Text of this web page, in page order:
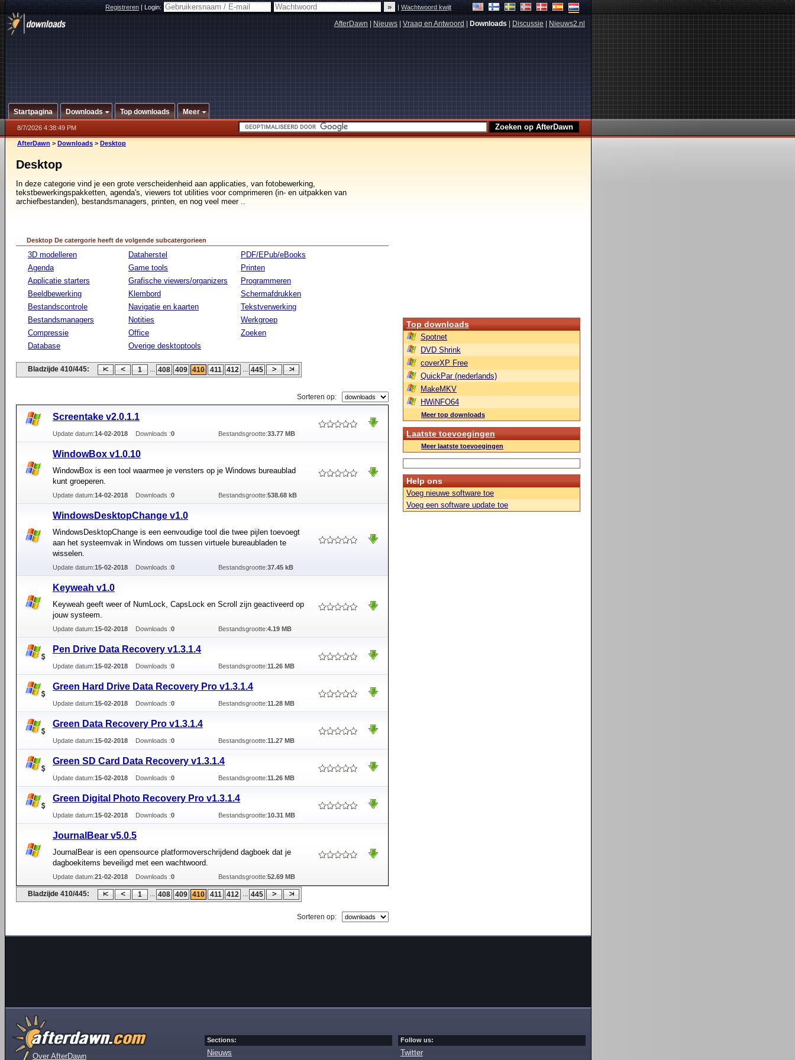
Registreren|Login: |Wachtwoord kwijt
AfterDawn Nieuws Vraag en Antwoord Downloads Discussie Nieuws2.nl
Startpagina Downloads Top downloads Meer
8/7/2026 4:38:49 PM
AfterDawn > Downloads > Desktop
Desktop
In deze categorie vind je een grote verscheidenheid aan applicaties, van fotobewerking,
tekstbewerkingspakketten, agenda's, viewers tot utilities voor comprimeren (in- en uitpakken van
archiefbestanden), bestandsmanagers, printen, en nog veel meer ..
Desktop De catergorie heeft de volgende subcatergorieen
3D modelleren
Agenda
Applicatie starters
Beeldbewerking
Bestandscontrole
Bestandsmanagers
Compressie
Database
Dataherstel
Game tools
Grafische viewers/organizers
Klembord
Navigatie en kaarten
Notities
Office
Overige desktoptools
PDF/EPub/eBooks
Printen
Programmeren
Schermafdrukken
Tekstverwerking
Werkgroep
Zoeken
Bladzijde 410/445: 1 ... 408 409 410 411 412 ... 445
Sorteren op:
Screentake v2.0.1.1
Update datum:14-02-2018 Downloads :0 Bestandsgrootte:33.77 MB
WindowBox v1.0.10
WindowBox is een tool waarmee je vensters op je Windows bureaublad
kunt groeperen.
Update datum:14-02-2018 Downloads :0 Bestandsgrootte:538.68 kB
WindowsDesktopChange v1.0
WindowsDesktopChange is een eenvoudige tool die twee pijlen toevoegt
aan het systeemvak in Windows om tussen virtuele bureaubladen te
wisselen.
Update datum:15-02-2018 Downloads :0 Bestandsgrootte:37.45 kB
Keyweah v1.0
Keyweah geeft weer of NumLock, CapsLock en Scroll zijn geactiveerd op
jouw systeem.
Update datum:15-02-2018 Downloads :0 Bestandsgrootte:4.19 MB
Pen Drive Data Recovery v1.3.1.4
Update datum:15-02-2018 Downloads :0 Bestandsgrootte:11.26 MB
Green Hard Drive Data Recovery Pro v1.3.1.4
Update datum:15-02-2018 Downloads :0 Bestandsgrootte:11.28 MB
Green Data Recovery Pro v1.3.1.4
Update datum:15-02-2018 Downloads :0 Bestandsgrootte:11.27 MB
Green SD Card Data Recovery v1.3.1.4
Update datum:15-02-2018 Downloads :0 Bestandsgrootte:11.26 MB
Green Digital Photo Recovery Pro v1.3.1.4
Update datum:15-02-2018 Downloads :0 Bestandsgrootte:10.31 MB
JournalBear v5.0.5
JournalBear is een opensource platformoverschrijdend dagboek dat je
dagboekitems beveiligd met een wachtwoord.
Update datum:21-02-2018 Downloads :0 Bestandsgrootte:52.69 MB
Bladzijde 410/445: 1 ... 408 409 410 411 412 ... 445
Sorteren op:
Top downloads
Spotnet
DVD Shrink
coverXP Free
QuickPar (nederlands)
MakeMKV
HWiNFO64
Meer top downloads
Laatste toevoegingen
Meer laatste toevoegingen
Help ons
Voeg nieuwe software toe
Voeg een software update toe
Over AfterDawn
Sections:
Nieuws
Follow us:
Twitter